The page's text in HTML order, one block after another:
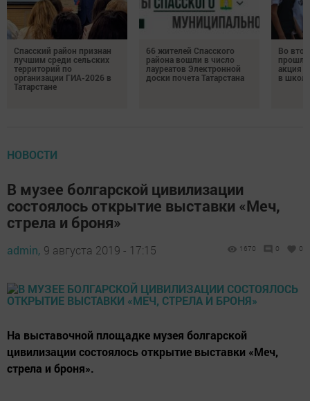
Спасский район признан
лучшим среди сельских
территорий по
организации ГИА-2026 в
Татарстане
66 жителей Спасского
района вошли в число
лауреатов Электронной
доски почета Татарстана
Во
прошла
акция
в
НОВОСТИ
В музее болгарской цивилизации
состоялось открытие выставки «Меч,
стрела и броня»
admin, 9 августа 2019 - 17:15 1670 0 0
На выставочной площадке музея болгарской
цивилизации состоялось открытие выставки «Меч,
стрела и броня».